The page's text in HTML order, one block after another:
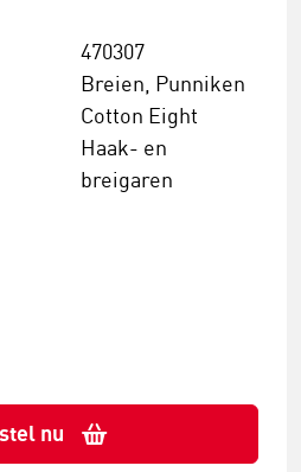
470307
Breien, Punniken
Cotton Eight
Haak- en
breigaren
nu